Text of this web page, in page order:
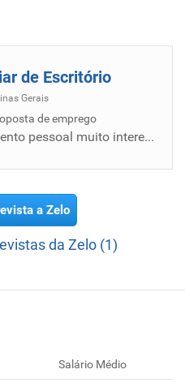
de Escritório
Gerais
de emprego
Um processo de conhecimento pessoal muito interessante no qual é super interessante o conhecimento do funcionário com os colaboradores
a Zelo
da Zelo (1)
Salário Médio